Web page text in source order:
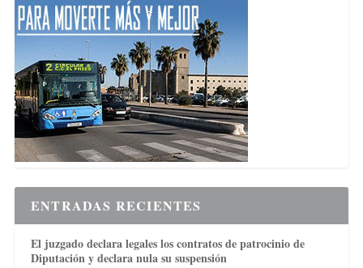
ENTRADAS RECIENTES
El juzgado declara legales los contratos de patrocinio de
Diputación y declara nula su suspensión